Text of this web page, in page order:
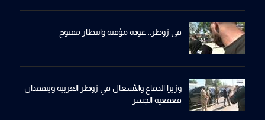
في زوطر.. عودة مؤقتة وانتظار مفتوح
وزيرا الدفاع والأشغال في زوطر الغربية ويتفقدان
قعقعية الجسر